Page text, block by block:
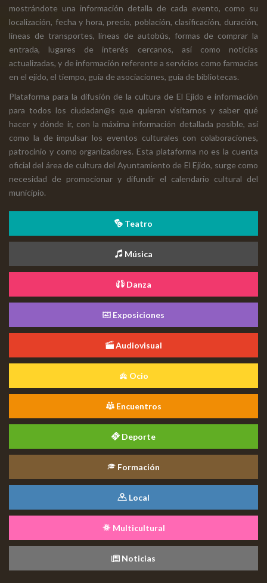
mostrándote una información detalla de cada evento, como su
localización, fecha y hora, precio, población, clasificación, duración,
líneas de transportes, líneas de autobús, formas de comprar la
entrada, lugares de interés cercanos, así como noticias
actualizadas, y de información referente a servicios como farmacias
en el ejido, el tiempo, guía de asociaciones, guía de bibliotecas.
Plataforma para la difusión de la cultura de El Ejido e información
para todos los ciudadan@s que quieran visitarnos y saber qué
hacer y dónde ir, con la máxima información detallada posible, así
como la de impulsar los eventos culturales con colaboraciones,
patrocinio y como organizadores. Esta plataforma no es la cuenta
oficial del área de cultura del Ayuntamiento de El Ejido, surge como
necesidad de promocionar y difundir el calendario cultural del
municipio.
Teatro
Música
Danza
Exposiciones
Audiovisual
Ocio
Encuentros
Deporte
Formación
Local
Multicultural
Noticias